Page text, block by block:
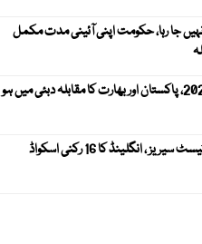
جا رہا، حکومت اپنی آئینی مدت مکمل
ویمنز ایشیا کپ 2026، پاکستان اور بھارت کا مقابلہ دبئی میں ہو
پاکستان کیخلاف ٹیسٹ سیریز ، انگلینڈ کا 16 رکنی اسکواڈ